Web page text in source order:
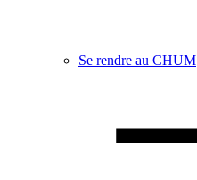
Se rendre au CHUM